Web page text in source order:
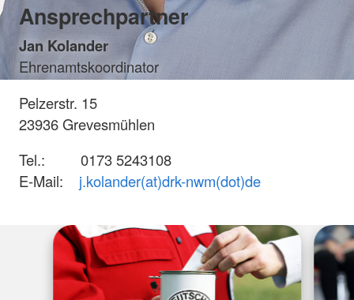
Ansprechpartner
Jan Kolander
Ehrenamtskoordinator
Pelzerstr. 15
23936 Grevesmühlen
Tel.: 0173 5243108
E-Mail: j.kolander(at)drk-nwm(dot)de